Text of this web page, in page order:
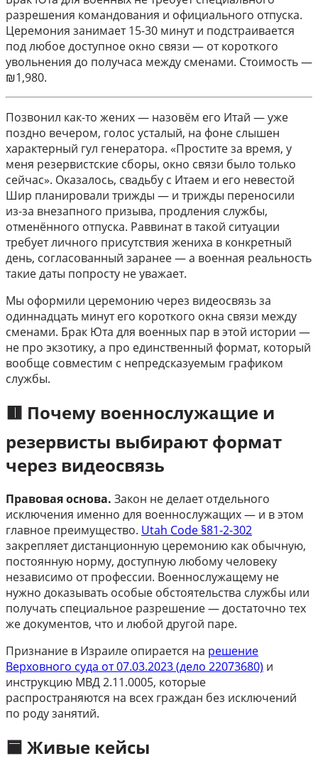
разрешения командования и официального отпуска.
Церемония занимает 15-30 минут и подстраивается
под любое доступное окно связи — от короткого
увольнения до получаса между сменами. Стоимость —
₪1,980.
Позвонил как-то жених — назовём его Итай — уже
поздно вечером, голос усталый, на фоне слышен
характерный гул генератора. «Простите за время, у
меня резервистские сборы, окно связи было только
сейчас». Оказалось, свадьбу с Итаем и его невестой
Шир планировали трижды — и трижды переносили
из-за внезапного призыва, продления службы,
отменённого отпуска. Раввинат в такой ситуации
требует личного присутствия жениха в конкретный
день, согласованный заранее — а военная реальность
такие даты попросту не уважает.
Мы оформили церемонию через видеосвязь за
одиннадцать минут его короткого окна связи между
сменами. Брак Юта для военных пар в этой истории —
не про экзотику, а про единственный формат, который
вообще совместим с непредсказуемым графиком
службы.
🟥 Почему военнослужащие и
резервисты выбирают формат
через видеосвязь
Правовая основа. Закон не делает отдельного
исключения именно для военнослужащих — и в этом
главное преимущество. Utah Code §81-2-302
закрепляет дистанционную церемонию как обычную,
постоянную норму, доступную любому человеку
независимо от профессии. Военнослужащему не
нужно доказывать особые обстоятельства службы или
получать специальное разрешение — достаточно тех
же документов, что и любой другой паре.
Признание в Израиле опирается на решение
Верховного суда от 07.03.2023 (дело 22073680) и
инструкцию МВД 2.11.0005, которые
распространяются на всех граждан без исключений
по роду занятий.
🟦 Живые кейсы